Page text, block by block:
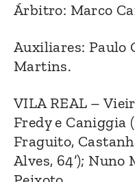
Árbitro: Marco
Auxiliares: Paulo
Martins.
VILA REAL –
Fredy e Caniggia
Fraguito,
Alves, 64’); Nuno